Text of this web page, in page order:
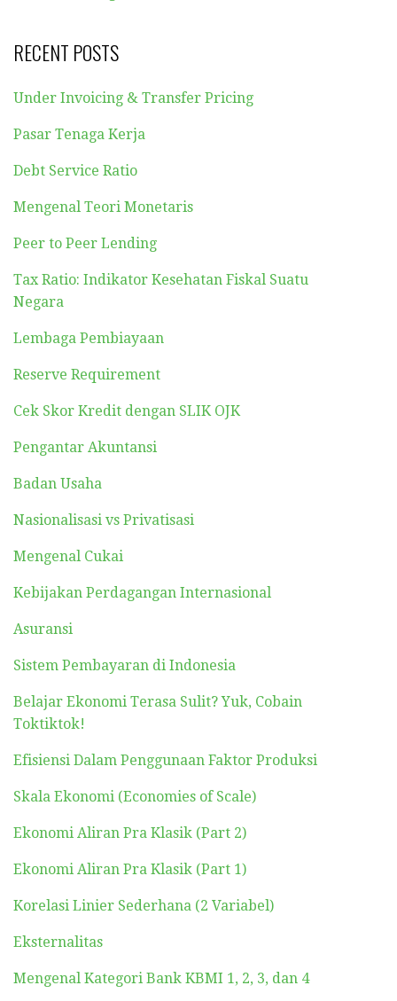
RECENT POSTS
Under Invoicing & Transfer Pricing
Pasar Tenaga Kerja
Debt Service Ratio
Mengenal Teori Monetaris
Peer to Peer Lending
Tax Ratio: Indikator Kesehatan Fiskal Suatu
Negara
Lembaga Pembiayaan
Reserve Requirement
Cek Skor Kredit dengan SLIK OJK
Pengantar Akuntansi
Badan Usaha
Nasionalisasi vs Privatisasi
Mengenal Cukai
Kebijakan Perdagangan Internasional
Asuransi
Sistem Pembayaran di Indonesia
Belajar Ekonomi Terasa Sulit? Yuk, Cobain
Toktiktok!
Efisiensi Dalam Penggunaan Faktor Produksi
Skala Ekonomi (Economies of Scale)
Ekonomi Aliran Pra Klasik (Part 2)
Ekonomi Aliran Pra Klasik (Part 1)
Korelasi Linier Sederhana (2 Variabel)
Eksternalitas
Mengenal Kategori Bank KBMI 1, 2, 3, dan 4